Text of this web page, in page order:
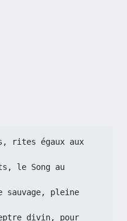
le Song au
divin, pour